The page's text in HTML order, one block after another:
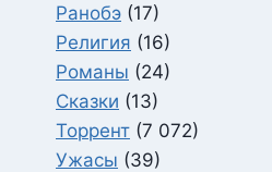
Ранобэ (17)
Религия (16)
Романы (24)
Сказки (13)
Торрент (7 072)
Ужасы (39)